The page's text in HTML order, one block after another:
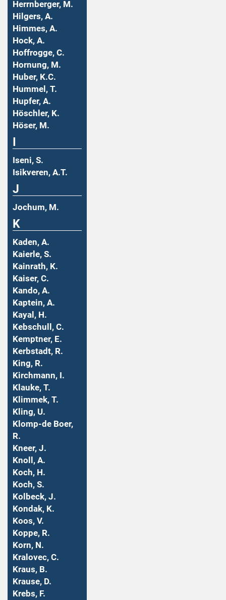
Herrnberger, M.
Hilgers, A.
Himmes, A.
Hock, A.
Hoffrogge, C.
Hornung, M.
Huber, K.C.
Hummel, T.
Hupfer, A.
Höschler, K.
Höser, M.
Iseni, S.
Isikveren, A.T.
J
Jochum, M.
K
Kaden, A.
Kaierle, S.
Kainrath, K.
Kaiser, C.
Kando, A.
Kaptein, A.
Kayal, H.
Kebschull, C.
Kemptner, E.
Kerbstadt, R.
King, R.
Kirchmann, I.
Klauke, T.
Klimmek, T.
Kling, U.
Klomp-de Boer,
R.
Kneer, J.
Knoll, A.
Koch, H.
Koch, S.
Kolbeck, J.
Kondak, K.
Koos, V.
Koppe, R.
Korn, N.
Kralovec, C.
Kraus, B.
Krause, D.
Krebs, F.